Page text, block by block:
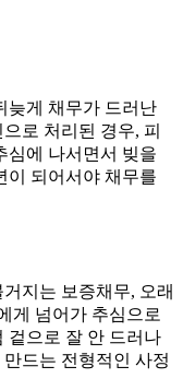
늦게 채무가 드러난
로 처리된 경우, 피
심에 나서면서 빚을
이 되어서야 채무를
지는 보증채무, 오래
게 넘어가 추심으로
겉으로 잘 안 드러나
드는 전형적인 사정